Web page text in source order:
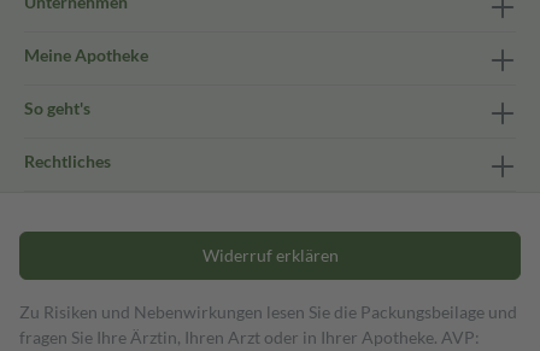
Meine Apotheke
So geht's
Rechtliches
Widerruf erklären
Zu Risiken und Nebenwirkungen lesen Sie die Packungsbeilage und
fragen Sie Ihre Ärztin, Ihren Arzt oder in Ihrer Apotheke. AVP: